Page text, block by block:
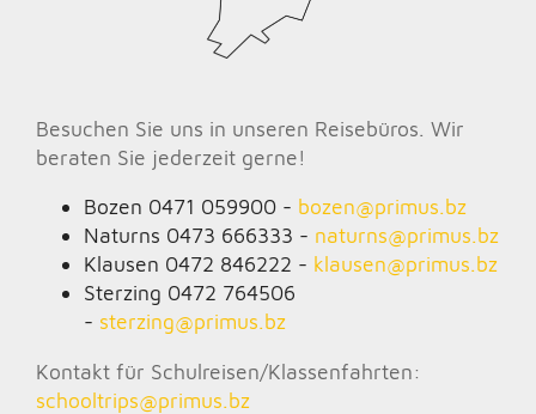
Besuchen Sie uns in unseren Reisebüros. Wir
beraten Sie jederzeit gerne!
Bozen 0471 059900 - bozen@primus.bz
Naturns 0473 666333 - naturns@primus.bz
Klausen 0472 846222 - klausen@primus.bz
Sterzing 0472 764506
- sterzing@primus.bz
Kontakt für Schulreisen/Klassenfahrten:
schooltrips@primus.bz